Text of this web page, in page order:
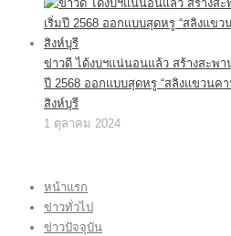
ข่าวดี ได้งบฯแน่นอนแล้ว สร้างสะพา
ปี 2568 ออกแบบสุดหรู “สลิงแขวนค
สิงห์บุรี
1 ตุลาคม 2024
หน้าแรก
ข่าวทั่วไป
ข่าวปัจจุบัน